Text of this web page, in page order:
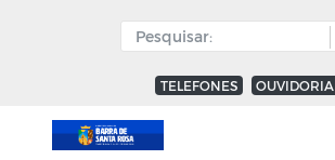
TELEFONES OUVIDORIA